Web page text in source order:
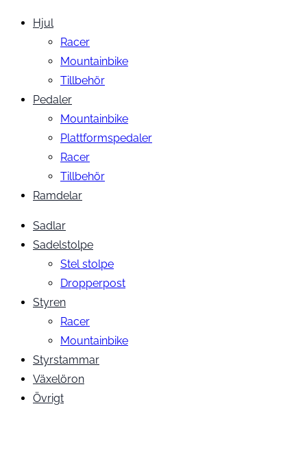
Hjul
Racer
Mountainbike
Tillbehör
Pedaler
Mountainbike
Plattformspedaler
Racer
Tillbehör
Ramdelar
Sadlar
Sadelstolpe
Stel stolpe
Dropperpost
Styren
Racer
Mountainbike
Styrstammar
Växelöron
Övrigt